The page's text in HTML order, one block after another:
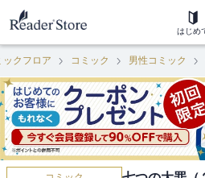
はじめ
ックフロア コミック 男性コミック